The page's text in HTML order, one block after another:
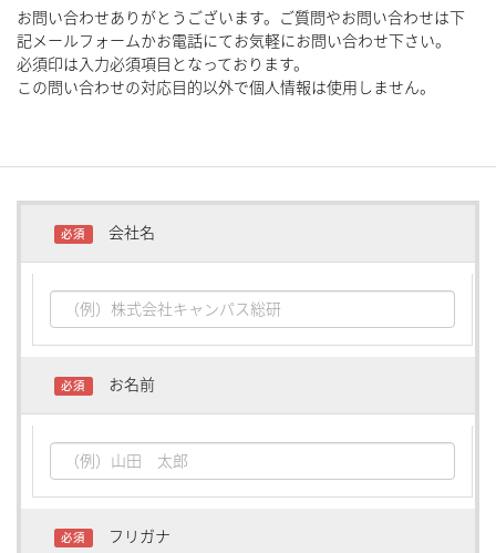
お問い合わせありがとうございます。ご質問やお問い合わせは下
記メールフォームかお電話にてお気軽にお問い合わせ下さい。
必須印は入力必須項目となっております。
この問い合わせの対応目的以外で個人情報は使用しません。
必須 会社名
必須 お名前
必須 フリガナ